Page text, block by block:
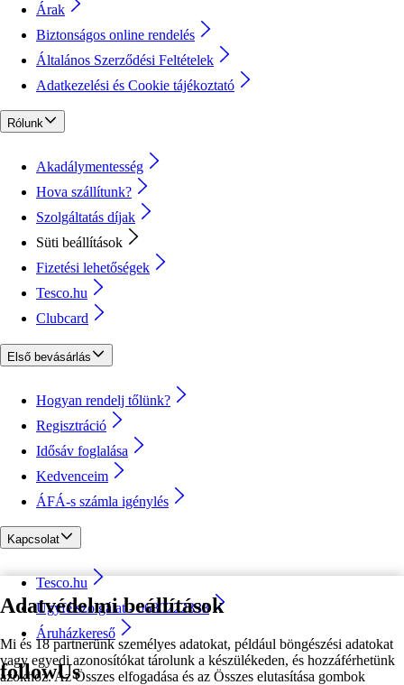
Adatvédelmi beállítások
Mi és 18 partnerünk személyes adatokat, például böngészési adatokat
vagy egyedi azonosítókat tárolunk a készülékeden, és hozzáférhetünk
azokhoz. Az Összes elfogadása és az Összes elutasítása gombok
Árak
Biztonságos online rendelés
Általános Szerződési Feltételek
Adatkezelési és Cookie tájékoztató
Rólunk
Akadálymentesség
Hova szállítunk?
Szolgáltatás díjak
Süti beállítások
Fizetési lehetőségek
Tesco.hu
Clubcard
Első bevásárlás
Hogyan rendelj tőlünk?
Regisztráció
Idősáv foglalása
Kedvenceim
ÁFÁ-s számla igénylés
Kapcsolat
Tesco.hu
Ügyfélszolgálat - 0680222333
Áruházkereső
followUs